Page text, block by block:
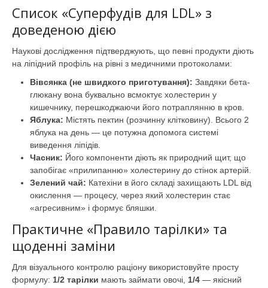
Список «Суперфудів для LDL» з
доведеною дією
Наукові дослідження підтверджують, що певні продукти діють
на ліпідний профіль на рівні з медичними протоколами:
Вівсянка (не швидкого приготування): Завдяки бета-
глюкану вона буквально всмоктує холестерин у
кишечнику, перешкоджаючи його потраплянню в кров.
Яблука: Містять пектин (розчинну клітковину). Всього 2
яблука на день — це потужна допомога системі
виведення ліпідів.
Часник: Його компоненти діють як природний щит, що
запобігає «прилипанню» холестерину до стінок артерій.
Зелений чай: Катехіни в його складі захищають LDL від
окислення — процесу, через який холестерин стає
«агресивним» і формує бляшки.
Практичне «Правило тарілки» та
щоденні заміни
Для візуального контролю раціону використовуйте просту
формулу: 1/2 тарілки мають займати овочі, 1/4 — якісний